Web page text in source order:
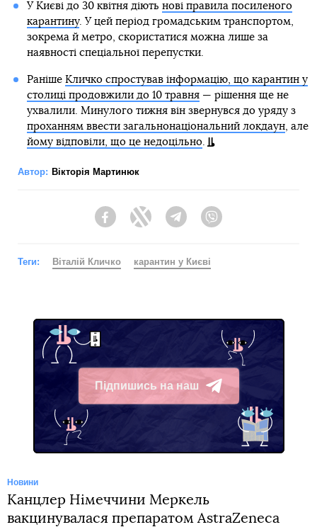
У Києві до 30 квітня діють нові правила посиленого
карантину. У цей період громадським транспортом,
зокрема й метро, скористатися можна лише за
наявності спеціальної перепустки.
Раніше Кличко спростував інформацію, що карантин у
столиці продовжили до 10 травня— рішення ще не
ухвалили. Минулого тижня він звернувся до уряду з
проханням ввести загальнонаціональний локдаун, але
йому відповіли, що це недоцільно.
Автор: Вікторія Мартинюк
FacebookTwitter Telegram
Теги: Віталій Кличко карантин у Києві
Підпишись на наш
Telegram
Новини
Канцлер Німеччини Меркель
вакцинувалася препаратом AstraZeneca